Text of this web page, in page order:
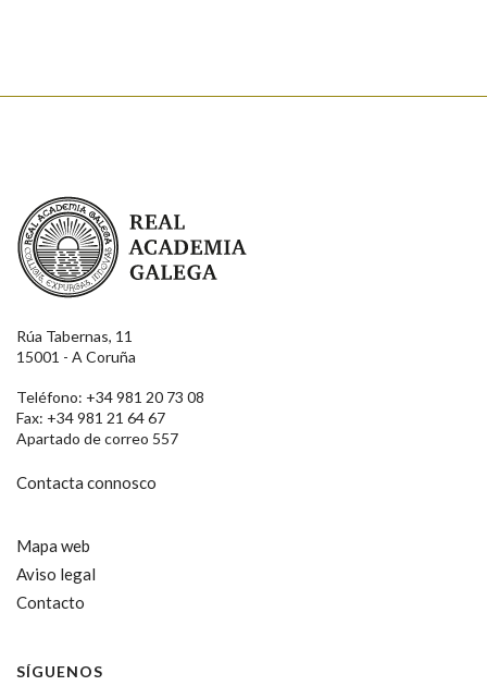
Real Academia Galega
Rúa Tabernas, 11
15001 - A Coruña
Teléfono: +34 981 20 73 08
Fax: +34 981 21 64 67
Apartado de correo 557
Contacta connosco
Mapa web
Aviso legal
Contacto
SÍGUENOS